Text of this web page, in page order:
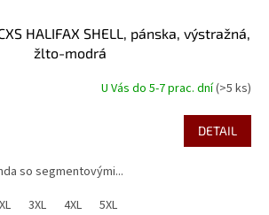
HALIFAX SHELL, pánska, výstražná,
žlto-modrá
U Vás do 5-7 prac. dní(>5 ks)
DETAIL
so segmentovými...
3XL 4XL 5XL